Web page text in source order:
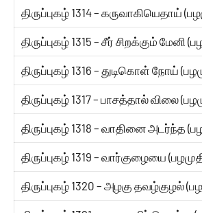
திருப்புகழ் 1314 – கருவாகியெதாய்
திருப்புகழ் 1315 – சீர் சிறக்கும் மேனி
திருப்புகழ் 1316 – துடிகொள் நோய்
திருப்புகழ் 1317 – பாசத்தால் விலை
திருப்புகழ் 1318 – வாதினை அடர்ந்த
திருப்புகழ் 1319 – வார்குழையை
திருப்புகழ் 1320 – அழகு தவழ்குழல்